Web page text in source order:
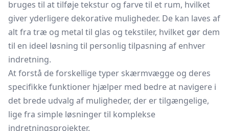
bruges til at tilføje tekstur og farve til et rum, hvilket
giver yderligere dekorative muligheder. De kan laves af
alt fra træ og metal til glas og tekstiler, hvilket gør dem
til en ideel løsning til personlig tilpasning af enhver
indretning.
At forstå de forskellige typer skærmvægge og deres
specifikke funktioner hjælper med bedre at navigere i
det brede udvalg af muligheder, der er tilgængelige,
lige fra simple løsninger til komplekse
indretningsprojekter.